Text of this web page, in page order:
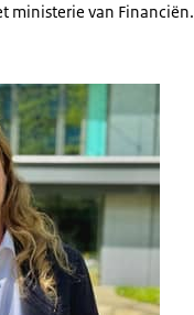
ministerie van Financiën.